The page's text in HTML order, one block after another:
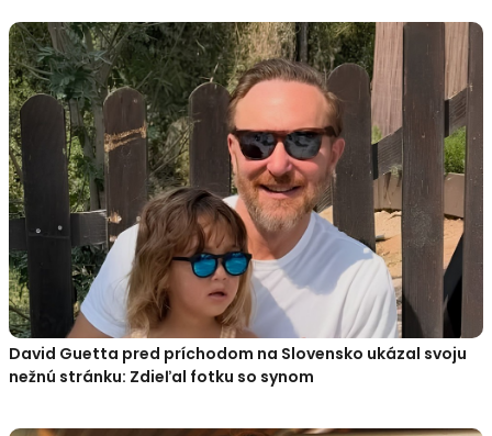
David Guetta pred príchodom na Slovensko ukázal svoju
nežnú stránku: Zdieľal fotku so synom